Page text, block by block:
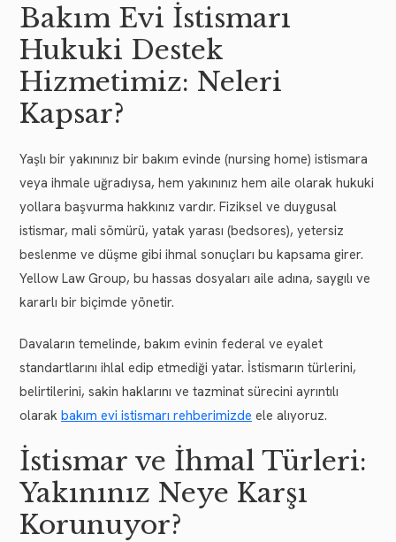
Bakım Evi İstismarı
Hukuki Destek
Hizmetimiz: Neleri
Kapsar?
Yaşlı bir yakınınız bir bakım evinde (nursing home) istismara
veya ihmale uğradıysa, hem yakınınız hem aile olarak hukuki
yollara başvurma hakkınız vardır. Fiziksel ve duygusal
istismar, mali sömürü, yatak yarası (bedsores), yetersiz
beslenme ve düşme gibi ihmal sonuçları bu kapsama girer.
Yellow Law Group, bu hassas dosyaları aile adına, saygılı ve
kararlı bir biçimde yönetir.
Davaların temelinde, bakım evinin federal ve eyalet
standartlarını ihlal edip etmediği yatar. İstismarın türlerini,
belirtilerini, sakin haklarını ve tazminat sürecini ayrıntılı
olarak bakım evi istismarı rehberimizde ele alıyoruz.
İstismar ve İhmal Türleri:
Yakınınız Neye Karşı
Korunuyor?